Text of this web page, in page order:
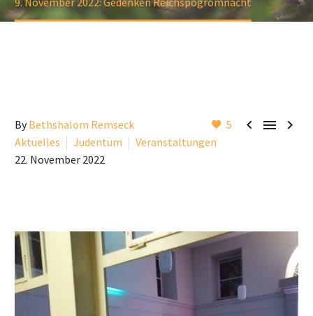
5   
ByBethshalom Remseck
Aktuelles
Judentum
Veranstaltungen
22. November 2022